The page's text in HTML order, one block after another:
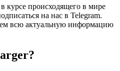
курсе происходящего в мире
на нас в Telegram.
всю актуальную информацию